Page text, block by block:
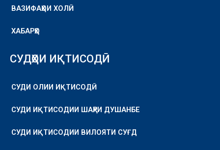
ВАЗИФАҲОИ ХОЛӢ
ХАБАРҲО
СУДҲОИ ИҚТИСОДӢ
СУДИ ОЛИИ ИҚТИСОДӢ
СУДИ ИҚТИСОДИИ ШАҲРИ ДУШАНБЕ
СУДИ ИҚТИСОДИИ ВИЛОЯТИ СУҒД